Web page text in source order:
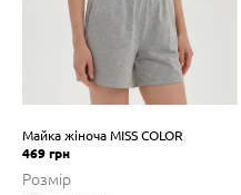
Майка жіноча MISS COLOR
469 грн
Розмір